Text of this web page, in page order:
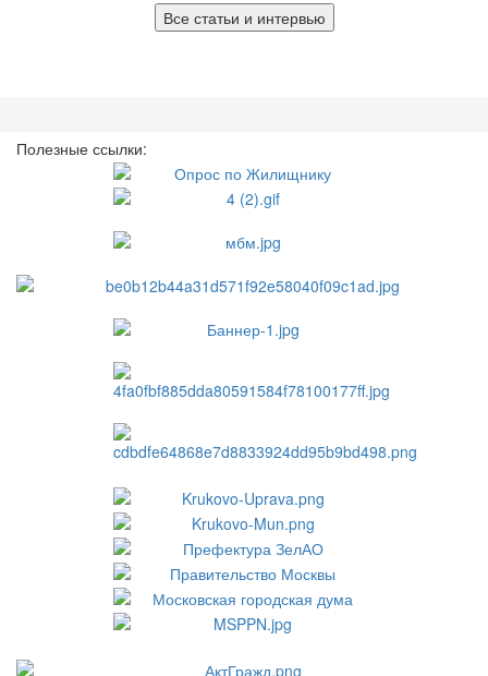
Все статьи и интервью
Полезные ссылки: